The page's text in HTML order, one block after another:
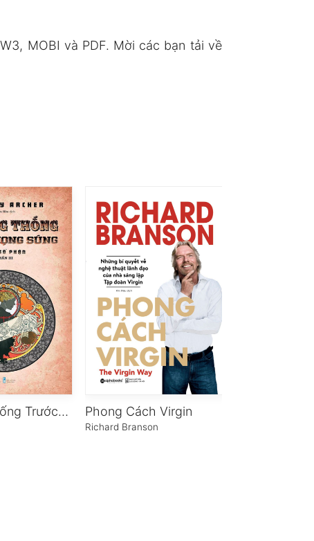
MOBI và PDF. Mời các bạn tải về
Bà Tổng Thống Trước Họng Súng Phong Cách Virgin
Richard Branson